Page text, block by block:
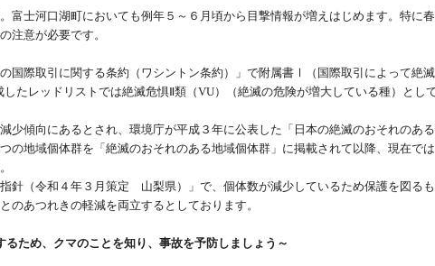
士河口湖町においても例年５～６月頃から目撃情報が増えはじめます。特に
注意が必要です。
国際取引に関する条約（ワシントン条約）」で附属書Ⅰ（国際取引によって絶
したレッドリストでは絶滅危惧Ⅱ類（VU）（絶滅の危険が増大している種）とし
少傾向にあるとされ、環境庁が平成３年に公表した「日本の絶滅のおそれのあ
の地域個体群を「絶滅のおそれのある地域個体群」に掲載されて以降、現在で
針（令和４年３月策定 山梨県）」で、個体数が減少しているため保護を図る
のあつれきの軽減を両立するとしております。
るため、クマのことを知り、事故を予防しましょう～